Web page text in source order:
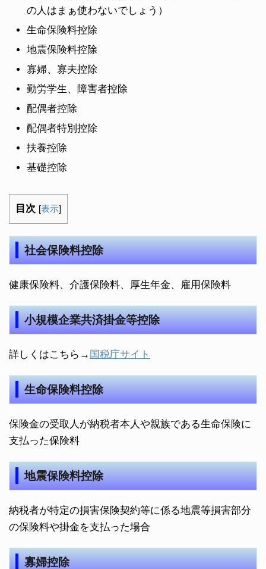
の人はまぁ使わないでしょう）
生命保険料控除
地震保険料控除
寡婦、寡夫控除
勤労学生、障害者控除
配偶者控除
配偶者特別控除
扶養控除
基礎控除
目次 [表示]
社会保険料控除
健康保険料、介護保険料、厚生年金、雇用保険料
小規模企業共済掛金等控除
詳しくはこちら→ 国税庁サイト
生命保険料控除
保険金の受取人が納税者本人や親族である生命保険に
支払った保険料
地震保険料控除
納税者が特定の損害保険契約等に係る地震等損害部分
の保険料や掛金を支払った場合
寡婦控除